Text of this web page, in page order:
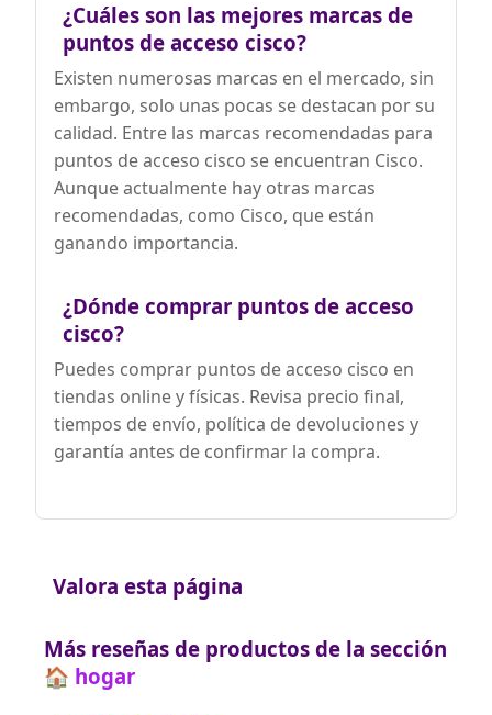
¿Cuáles son las mejores marcas de
puntos de acceso cisco?
Existen numerosas marcas en el mercado, sin
embargo, solo unas pocas se destacan por su
calidad. Entre las marcas recomendadas para
puntos de acceso cisco se encuentran Cisco.
Aunque actualmente hay otras marcas
recomendadas, como Cisco, que están
ganando importancia.
¿Dónde comprar puntos de acceso
cisco?
Puedes comprar puntos de acceso cisco en
tiendas online y físicas. Revisa precio final,
tiempos de envío, política de devoluciones y
garantía antes de confirmar la compra.
Valora esta página
Más reseñas de productos de la sección
🏠 hogar